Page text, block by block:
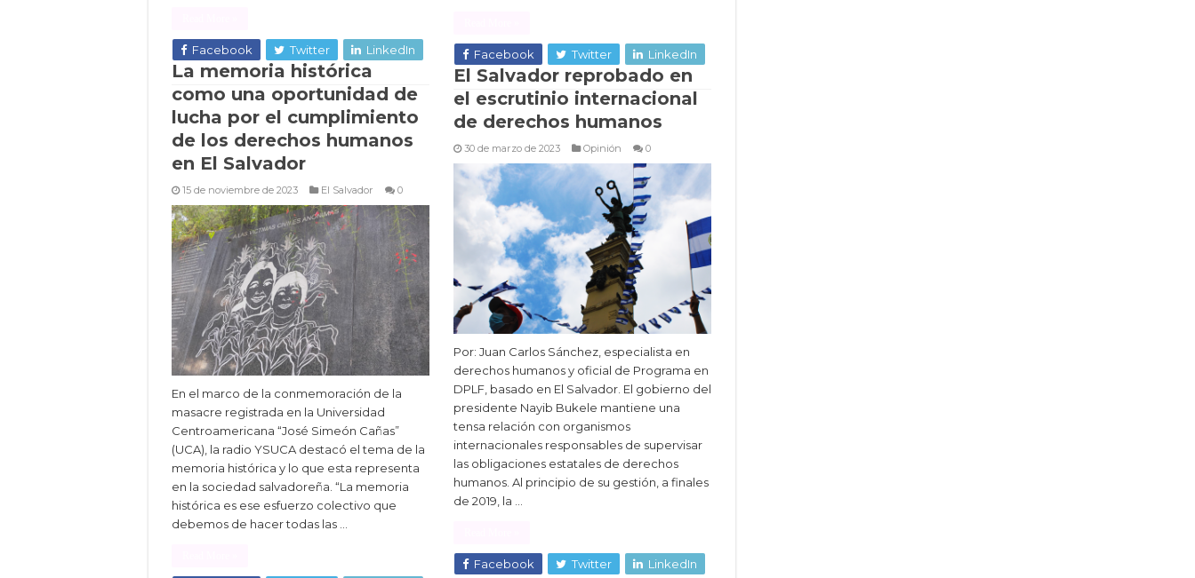
Facebook Twitter LinkedIn Facebook Twitter LinkedIn
La memoria histórica
como una oportunidad de
lucha por el cumplimiento
de los derechos humanos
en El Salvador
15 de noviembre de 2023 El Salvador 0
En el marco de la conmemoración de la
masacre registrada en la Universidad
Centroamericana “José Simeón Cañas”
(UCA), la radio YSUCA destacó el tema de la
memoria histórica y lo que esta representa
en la sociedad salvadoreña. “La memoria
histórica es ese esfuerzo colectivo que
debemos de hacer todas las …
El Salvador reprobado en
el escrutinio internacional
de derechos humanos
30 de marzo de 2023 Opinión 0
Por: Juan Carlos Sánchez, especialista en
derechos humanos y oficial de Programa en
DPLF, basado en El Salvador. El gobierno del
presidente Nayib Bukele mantiene una
tensa relación con organismos
internacionales responsables de supervisar
las obligaciones estatales de derechos
humanos. Al principio de su gestión, a finales
de 2019, la …
Facebook Twitter LinkedIn